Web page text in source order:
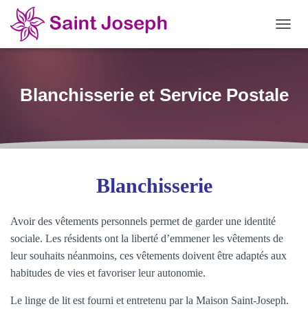
Blanchisserie et Service Postale
Blanchisserie
Avoir des vêtements personnels permet de garder une identité
sociale. Les résidents ont la liberté d’emmener les vêtements de
leur souhaits néanmoins, ces vêtements doivent être adaptés aux
habitudes de vies et favoriser leur autonomie.
Le linge de lit est fourni et entretenu par la Maison Saint-Joseph.